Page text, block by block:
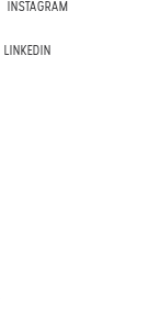
INSTAGRAM
LINKEDIN